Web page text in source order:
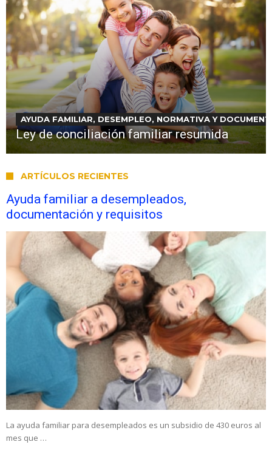
AYUDA FAMILIAR, DESEMPLEO, NORMATIVA Y
Ley de conciliación familiar resumida
ARTÍCULOS RECIENTES
Ayuda familiar a desempleados,
documentación y requisitos
La ayuda familiar para desempleados es un subsidio de 430 euros al
mes que …